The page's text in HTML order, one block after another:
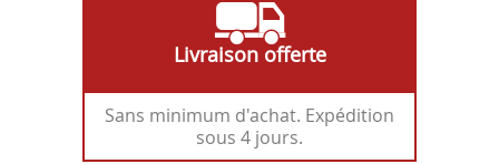
Livraison offerte
Sans minimum d'achat. Expédition
sous 4 jours.